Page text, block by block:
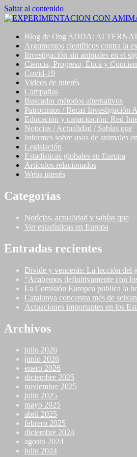
Saltar al contenido
EXPERIMENTACION CON
Blog de Ong ADDA:
Argumentos científicos contra la
Investigación sin animales en el
Ciencia, Progreso, Ética y
Covid-19
Videos de interés
Campañas
Buscador métodos alternativos
Patrocinios / Becas Investigación
Educación y capacitación: Red
Noticias / Actualidad / Sabías que
Informes sobre usos de animales
Legislación
Estadísticas globales en Europa
Artículos relacionados
Webs interés
Categorías
Notícias, actualidad y sabías que
Ver estadísticas en Europa
Entradas recientes
Divide y vencerás: La lección del
“Acabemos definitivamente con
La Comisión Europea publica la
Catalunya concentra més de
Actuaciones importantes en los
Archivos
julio 2026
junio 2026
enero 2026
diciembre 2025
noviembre 2025
julio 2025
mayo 2025
abril 2025
febrero 2025
diciembre 2024
agosto 2024
julio 2024